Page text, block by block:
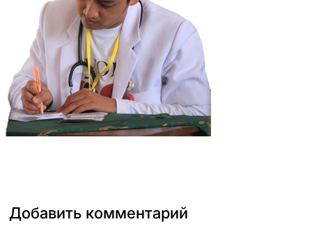
Добавить комментарий